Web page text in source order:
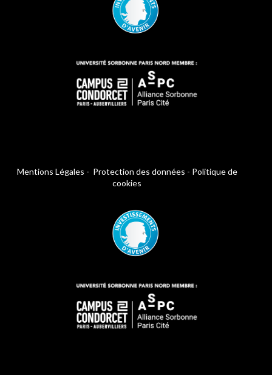
Mentions Légales - Protection des données - Politique de
cookies